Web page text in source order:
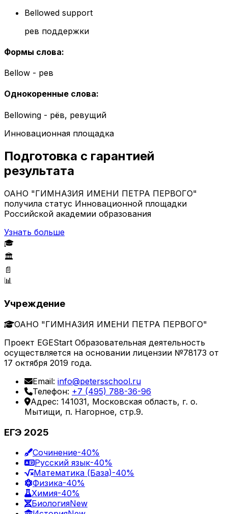
Bellowed support
рев поддержки
Формы слова:
Bellow - рев
Однокоренные слова:
Bellowing - рёв, ревущий
Инновационная площадка
Подготовка с гарантией
результата
ОАНО "ГИМНАЗИЯ ИМЕНИ ПЕТРА ПЕРВОГО"
получила статус Инновационной площадки
Российской академии образования
Узнать больше
🎓
🏛️
📄
📊
Учреждение
ОАНО "ГИМНАЗИЯ ИМЕНИ ПЕТРА ПЕРВОГО"
Проект EGEStart Образовательная деятельность
осуществляется на основании лицензии №78173 от
17 октября 2019 года.
Email: info@petersschool.ru
Телефон: +7 (495) 788-36-96
Адрес: 141031, Московская область, г. о.
Мытищи, п. Нагорное, стр.9.
ЕГЭ 2025
Сочинение-40%
Русский язык-40%
Математика (База)-40%
Физика-40%
Химия-40%
БиологияNew